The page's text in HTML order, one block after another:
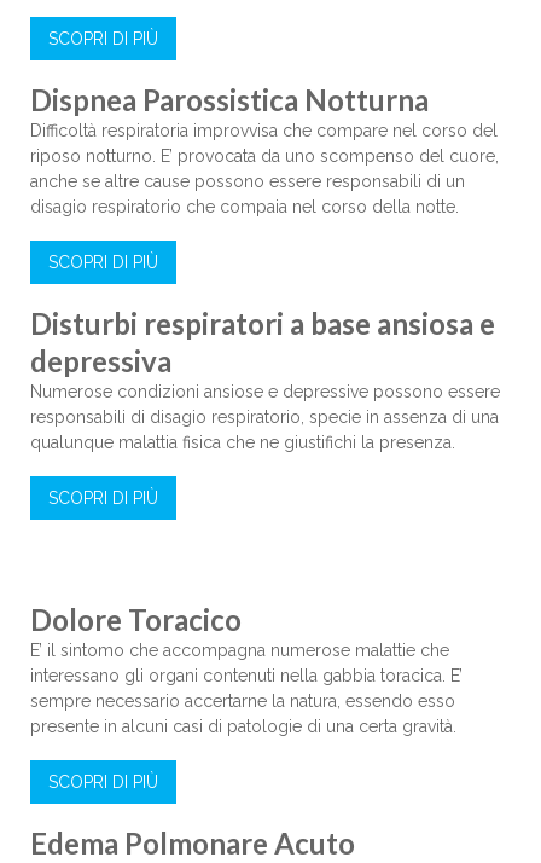
SCOPRI DI PIÙ
Dispnea Parossistica Notturna
Difficoltà respiratoria improvvisa che compare nel corso del
riposo notturno. E’ provocata da uno scompenso del cuore,
anche se altre cause possono essere responsabili di un
disagio respiratorio che compaia nel corso della notte.
SCOPRI DI PIÙ
Disturbi respiratori a base ansiosa e
depressiva
Numerose condizioni ansiose e depressive possono essere
responsabili di disagio respiratorio, specie in assenza di una
qualunque malattia fisica che ne giustifichi la presenza.
SCOPRI DI PIÙ
Dolore Toracico
E’ il sintomo che accompagna numerose malattie che
interessano gli organi contenuti nella gabbia toracica. E’
sempre necessario accertarne la natura, essendo esso
presente in alcuni casi di patologie di una certa gravità.
SCOPRI DI PIÙ
Edema Polmonare Acuto